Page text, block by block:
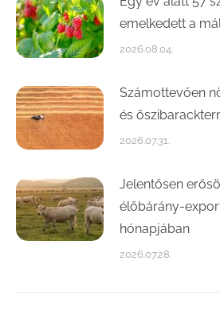
emelkedett a
2026.08.04.
Számottevően
és
2026.07.31.
Jelentősen
élőbárány-
hónapjában
2026.07.28.